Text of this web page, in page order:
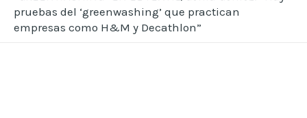
pruebas del ‘greenwashing’ que practican
empresas como H&M y Decathlon”